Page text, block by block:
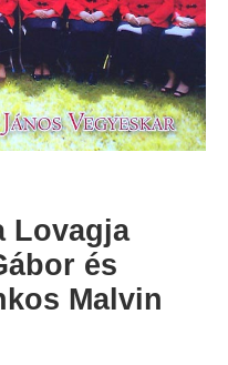
Lovagja
és
Malvin